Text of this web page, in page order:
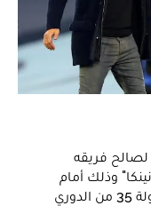
لصالح فريقه
وذلك أمام
تشيلسي عصر يومه السبت في إطار الجولة 35 من الدوري